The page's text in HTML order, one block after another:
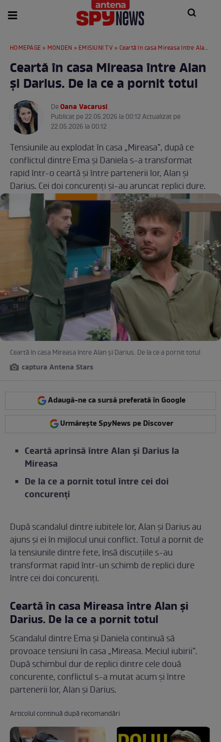
HOMEPAGE » MONDEN » EMISIUNI TV » Ceartă în casa Mireasa între Alan și Darius. De la ce a pornit totul
Ceartă în casa Mireasa între Alan
și Darius. De la ce a pornit totul
DeOana Vacarusi.
Publicat pe 22.05.2026 la 00:12 Actualizat pe
22.05.2026 la 00:12
Tensiunile au explodat în casa „Mireasa”, după ce
conflictul dintre Ema și Daniela s-a transformat
rapid într-o ceartă și între partenerii lor, Alan și
Darius. Cei doi concurenți și-au aruncat replici dure.
Ceartă în casa Mireasa între Alan și Darius. De la ce a pornit totul
captura Antena Stars
Adaugă-ne ca sursă preferată în Google
Urmărește SpyNews pe Discover
Ceartă aprinsă între Alan și Darius la
Mireasa
De la ce a pornit totul între cei doi
concurenți
După scandalul dintre iubitele lor, Alan și Darius au
ajuns și ei în mijlocul unui conflict. Totul a pornit de
la tensiunile dintre fete, însă discuțiile s-au
transformat rapid într-un schimb de replici dure
între cei doi concurenți.
Ceartă în casa Mireasa între Alan și
Darius. De la ce a pornit totul
Scandalul dintre Ema și Daniela continuă să
provoace tensiuni în casa „Mireasa. Meciul iubirii”.
După schimbul dur de replici dintre cele două
concurente, conflictul s-a mutat acum și între
partenerii lor, Alan și Darius.
Articolul continuă după recomandări